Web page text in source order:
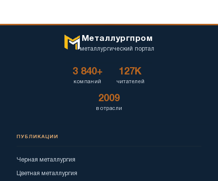
Металлургпром
металлургический портал
3 840+
компаний
127K
читателей
2009
в отрасли
ПУБЛИКАЦИИ
Черная металлургия
Цветная металлургия